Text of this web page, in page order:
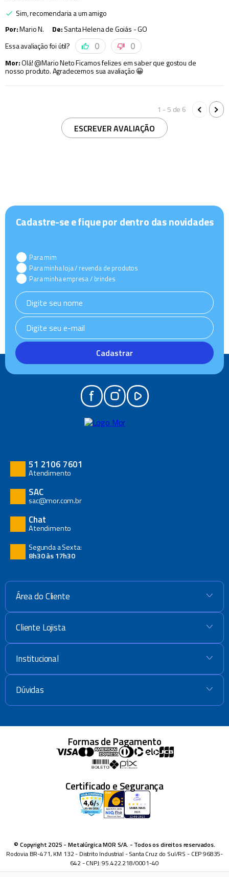
Sim, recomendaria a um amigo
Por:Mario N. De:Santa Helena de Goiás - GO
Essa avaliação foi útil?
0 0
Mor:Olá! @Mario Neto Ficamos felizes em saber que gostou de
nosso produto. Agradecemos sua avaliação 😀
1 - 5 de 6
ESCREVER AVALIAÇÃO
Cadastre-se e fique por dentro das novidades
Para mim
Para minha loja / revenda de produtos
Para minha empresa / brindes
Cadastrar
51 2106 7601
Atendimento
SAC
sac@mor.com.br
Chat
Atendimento
Segunda a Sexta:
8h30 às 17h30
Área do Cliente +
Cliente Lojista +
Institucional +
Dúvidas +
Formas de Pagamento
Certificado e Segurança
© Copyright 2025 - Metalúrgica MOR S/A. - Todos os direitos reservados.
Rodovia BR-471, KM 132 - Distrito Industrial - Santa Cruz do Sul/RS - CEP 96835-
642 - CNPJ: 95.422.218/0001-40